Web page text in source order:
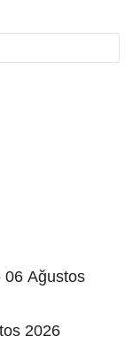
06 Ağustos
2026